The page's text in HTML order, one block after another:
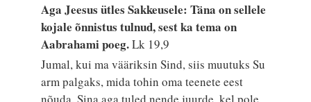
Aga Jeesus ütles Sakkeusele: Täna on sellele
kojale õnnistus tulnud, sest ka tema on
Aabrahami poeg.Lk 19,9
Jumal, kui ma vääriksin Sind, siis muutuks Su
arm palgaks, mida tohin oma teenete eest
nõuda. Sina aga tuled nende juurde, kel pole